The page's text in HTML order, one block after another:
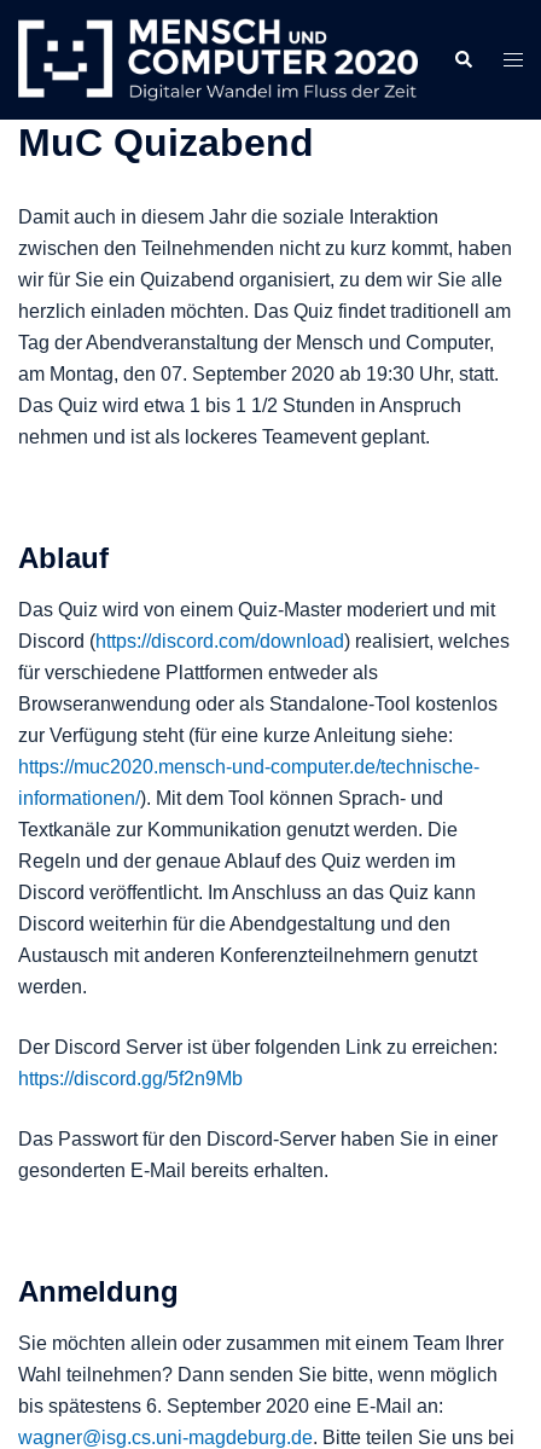
springen
Search
MuC Quizabend
Damit auch in diesem Jahr die soziale Interaktion
zwischen den Teilnehmenden nicht zu kurz kommt, haben
wir für Sie ein Quizabend organisiert, zu dem wir Sie alle
herzlich einladen möchten. Das Quiz findet traditionell am
Tag der Abendveranstaltung der Mensch und Computer,
am Montag, den 07. September 2020 ab 19:30 Uhr, statt.
Das Quiz wird etwa 1 bis 1 1/2 Stunden in Anspruch
nehmen und ist als lockeres Teamevent geplant.
Ablauf
Das Quiz wird von einem Quiz-Master moderiert und mit
Discord (https://discord.com/download) realisiert, welches
für verschiedene Plattformen entweder als
Browseranwendung oder als Standalone-Tool kostenlos
zur Verfügung steht (für eine kurze Anleitung siehe:
https://muc2020.mensch-und-computer.de/technische-
informationen/). Mit dem Tool können Sprach- und
Textkanäle zur Kommunikation genutzt werden. Die
Regeln und der genaue Ablauf des Quiz werden im
Discord veröffentlicht. Im Anschluss an das Quiz kann
Discord weiterhin für die Abendgestaltung und den
Austausch mit anderen Konferenzteilnehmern genutzt
werden.
Der Discord Server ist über folgenden Link zu erreichen:
https://discord.gg/5f2n9Mb
Das Passwort für den Discord-Server haben Sie in einer
gesonderten E-Mail bereits erhalten.
Anmeldung
Sie möchten allein oder zusammen mit einem Team Ihrer
Wahl teilnehmen? Dann senden Sie bitte, wenn möglich
bis spätestens 6. September 2020 eine E-Mail an:
wagner@isg.cs.uni-magdeburg.de. Bitte teilen Sie uns bei